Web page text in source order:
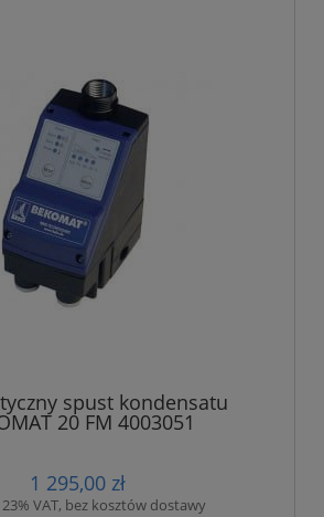
spust kondensatu
20 FM 4003051
1 295,00 zł
VAT, bez kosztów dostawy